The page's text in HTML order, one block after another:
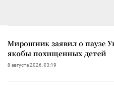
Мирошник заявил о паузе
якобы похищенных детей
8 августа 2026, 03:19